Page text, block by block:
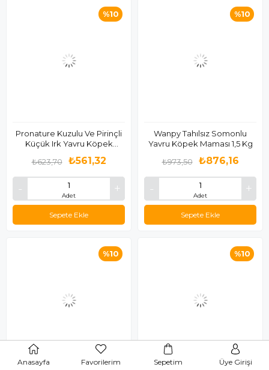
Pronature Kuzulu Ve Pirinçli
Küçük Irk Yavru Köpek
Adet
₺561,32
₺623,70
Sepete Ekle
%10
Wanpy Tahılsız Somonlu
Yavru Köpek Maması 1,5 Kg
Adet
₺876,16
₺973,50
Sepete Ekle
%10
%10 %10
Anasayfa Favorilerim Sepetim Üye Girişi